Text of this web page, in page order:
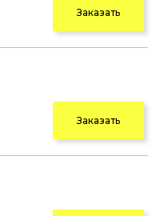
Заказать
Заказать